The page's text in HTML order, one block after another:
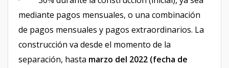
mediante pagos mensuales, o una combinación
de pagos mensuales y pagos extraordinarios. La
construcción va desde el momento de la
separación, hasta marzo del 2022 (fecha de